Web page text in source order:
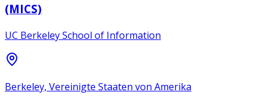
(MICS)
UC Berkeley School of Information
Berkeley, Vereinigte Staaten von Amerika